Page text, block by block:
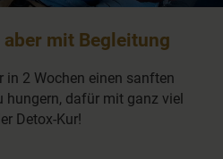
mit Begleitung
in 2 Wochen einen sanften
hungern, dafür mit ganz viel
Detox-Kur!